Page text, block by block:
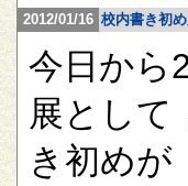
2012/01/16 校内書き初
今日から
展として
き初めが